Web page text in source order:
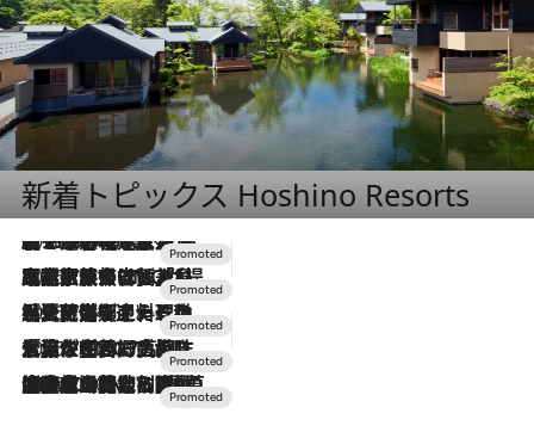
新着トピックス Hoshino Resorts
2026.8.7
【トンボの足水浴】ヒノキの香りに包まれて涼感マックス！約13℃の湧水かけ流しを避暑地「星野温泉 トンボの湯」で体験
2026.7.31
【ホテル帰省】という選択肢をOMOが提案。家族とほどよい距離を保つには「昼は実家、夜は気兼ねなくホテルで！」
2026.7.24
【夏限定ディナーコース】旬を迎える稚鮎や花ズッキーニなどをイタリア・トスカーナの郷土料理の手法で満喫！
2026.7.17
「土佐和ハーブかき氷」がOMO7高知に登場！生姜、山椒、大葉など目にも舌にも涼を呼ぶ郷土の味
2026.7.10
NEW OPEN！【界 草津】名湯の地に誕生。趣の異なる2種の温泉と上州ならではの会席・蕎麦割烹など美食を味わう究極の癒やし旅